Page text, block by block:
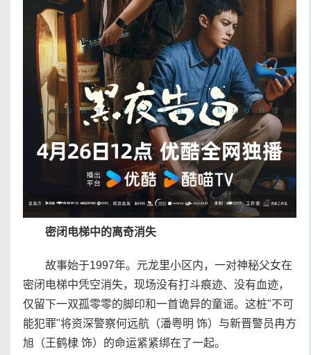
密闭电梯中的离奇消失
故事始于1997年。元龙里小区内，一对神秘父女在
密闭电梯中凭空消失，现场没有打斗痕迹、没有血迹，
仅留下一双孤零零的脚印和一首诡异的童谣。这桩"不可
能犯罪"将资深警察何远航（潘粤明 饰）与新晋警员冉方
旭（王鹤棣 饰）的命运紧紧绑在了一起。